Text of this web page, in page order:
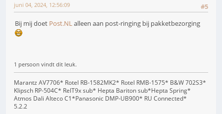
#5
juni 04, 2024, 12:56:09
Bij mij doet Post.NLalleen aan post-ringing bij pakketbezorging
1 persoon vindt dit leuk.
Marantz AV7706* Rotel RB-1582MK2* Rotel RMB-1575* B&W 702S3*
Klipsch RP-504C* RelT9x sub* Hepta Bariton sub*Hepta Spring*
Atmos Dali Alteco C1*Panasonic DMP-UB900* RU Connected*
5.2.2